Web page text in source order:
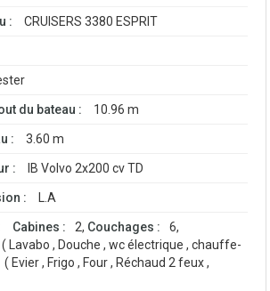
: CRUISERS 3380 ESPRIT
du bateau : 10.96 m
: 3.60 m
: IB Volvo 2x200 cv TD
: L.A
Cabines : 2, Couchages :
6,
( Lavabo , Douche , wc électrique , chauffe-
( Evier , Frigo , Four , Réchaud 2 feux ,